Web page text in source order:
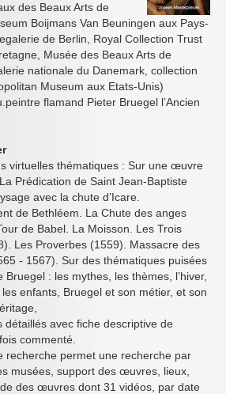
des Beaux Arts de
Boijmans Van Beuningen aux Pays-
de Berlin, Royal Collection Trust
Musée des Beaux Arts de
nationale du Danemark, collection
Museum aux Etats-Unis)
flamand Pieter Bruegel l’Ancien
virtuelles thématiques : Sur une œuvre
Prédication de Saint Jean-Baptiste
avec la chute d’Icare.
de Bethléem. La Chute des anges
de Babel. La Moisson. Les Trois
Les Proverbes (1559). Massacre des
- 1567). Sur des thématiques puisées
Bruegel : les mythes, les thèmes, l’hiver,
enfants, Bruegel et son métier, et son
détaillés avec fiche descriptive de
commenté.
recherche permet une recherche par
musées, support des œuvres, lieux,
des œuvres dont 31 vidéos, par date